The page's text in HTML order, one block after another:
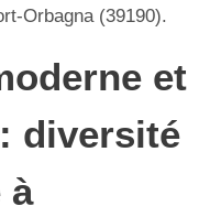
Orbagna (39190).
et
diversité
à